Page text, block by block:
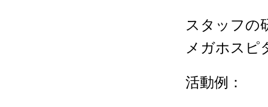
スタッフの
メガホスピ
活動例：